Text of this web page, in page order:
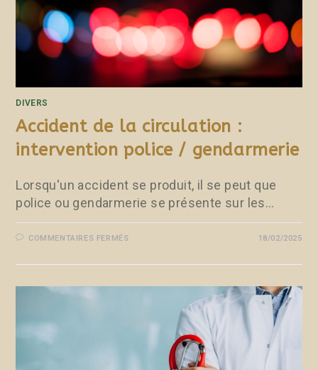
DIVERS
Accident de la circulation :
intervention police / gendarmerie
Lorsqu'un accident se produit, il se peut que
police ou gendarmerie se présente sur les…
COMMENTAIRES FERMÉS 18/02/2025